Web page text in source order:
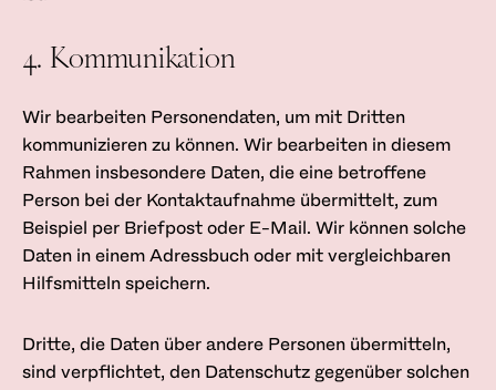
4. Kommunikation
Wir bearbeiten Personendaten, um mit Dritten
kommunizieren zu können. Wir bearbeiten in diesem
Rahmen insbesondere Daten, die eine betroffene
Person bei der Kontaktaufnahme übermittelt, zum
Beispiel per Briefpost oder E-Mail. Wir können solche
Daten in einem Adressbuch oder mit vergleichbaren
Hilfsmitteln speichern.
Dritte, die Daten über andere Personen übermitteln,
sind verpflichtet, den Datenschutz gegenüber solchen